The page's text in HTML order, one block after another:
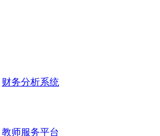
财务分析系统
教师服务平台